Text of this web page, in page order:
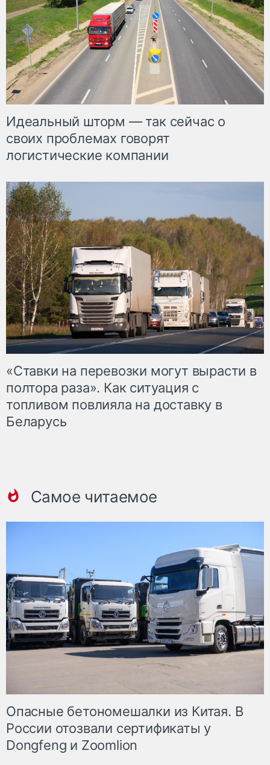
Идеальный шторм — так сейчас о
своих проблемах говорят
логистические компании
«Ставки на перевозки могут вырасти в
полтора раза». Как ситуация с
топливом повлияла на доставку в
Беларусь
Самое читаемое
Опасные бетономешалки из Китая. В
России отозвали сертификаты у
Dongfeng и Zoomlion